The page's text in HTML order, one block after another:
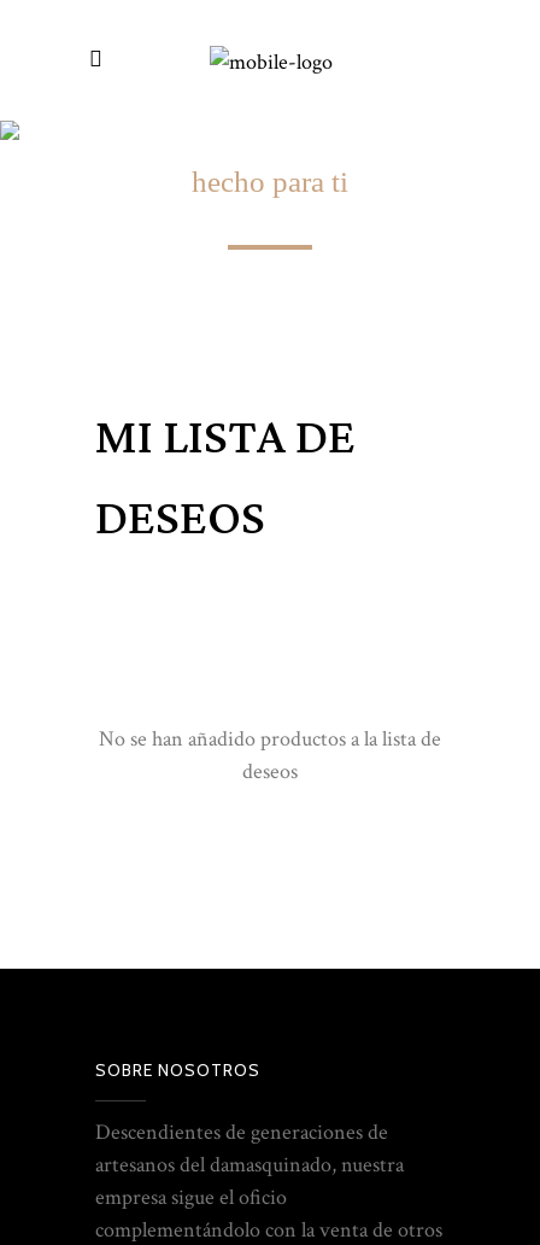
hecho para ti
LISTA DE DESEOS
MI LISTA DE
DESEOS
No se han añadido productos a la lista de
deseos
SOBRE NOSOTROS
Descendientes de generaciones de
artesanos del damasquinado, nuestra
empresa sigue el oficio
complementándolo con la venta de otros